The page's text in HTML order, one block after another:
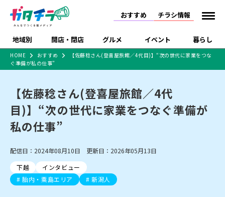
おすすめ チラシ情報
地域別 開店・閉店 グルメ イベント 暮らし
新潟市 下越
中越
佐渡
開店 閉店
リニューアル・移転
新潟市・開店
新潟市・閉店
長岡市・開店
長岡市・閉店
上越市・開店
ラーメン・開店
ラーメン・閉店
ラーメン 現地レポート
和食
スイーツ
体験・販売 祭り・伝統行事
趣味・展示会
スポーツ
施設・ショップ
住宅メーカー・工務
店
食品メーカー・県産
習い事・塾 アパレル・雑貨
観光スポット
温泉・入浴
特売セール インタビュー
特集・まとめ記事
セツコママ ランキング 新潟人
キャンペーン
開店まとめ
閉店まとめ
ラーメンまとめ
飲食店まとめ
食品スーパー・コンビ
ショッピングモール・
大型施設
ドラッグストア・ホーム
センター
ファッション 生活サービス
HOME おすすめ
【佐藤稔さん(登喜屋旅館／4代目)】“次の世代に家業をつな
ぐ準備が私の仕事”
【佐藤稔さん(登喜屋旅館／4代
目)】“次の世代に家業をつなぐ準備が
私の仕事”
配信日：2024年08月10日 更新日：2026年05月13日
下越
インタビュー
胎内・粟島エリア
新潟人